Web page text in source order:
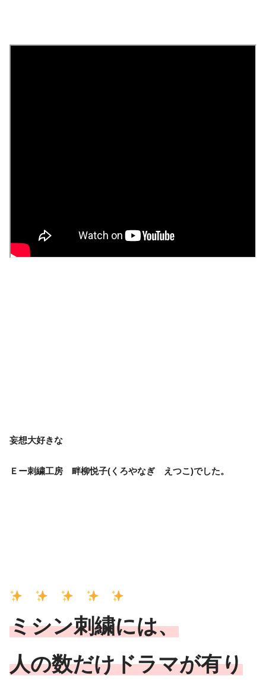
妄想大好きな
Ｅー刺繍工房 畔柳悦子(くろやなぎ えつこ)でした。
ミシン刺繍には、
人の数だけドラマが有り